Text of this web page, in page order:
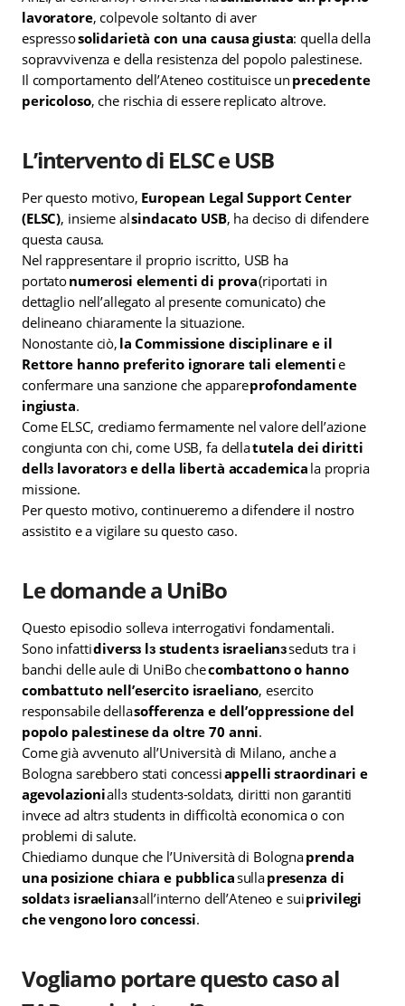
lavoratore, colpevole soltanto di aver
espressosolidarietà con una causa giusta: quella della
sopravvivenza e della resistenza del popolo palestinese.
Il comportamento dell’Ateneo costituisce un precedente
pericoloso, che rischia di essere replicato altrove.
L’intervento di ELSC e USB
Per questo motivo, European Legal Support Center
(ELSC), insieme alsindacato USB, ha deciso di difendere
questa causa.
Nel rappresentare il proprio iscritto, USB ha
portatonumerosi elementi di prova(riportati in
dettaglio nell’allegato al presente comunicato) che
delineano chiaramente la situazione.
Nonostante ciò, la Commissione disciplinare e il
Rettore hanno preferito ignorare tali elementie
confermare una sanzione che appareprofondamente
ingiusta.
Come ELSC, crediamo fermamente nel valore dell’azione
congiunta con chi, come USB, fa dellatutela dei diritti
dellɜ lavoratorɜ e della libertà accademica la propria
missione.
Per questo motivo, continueremo a difendere il nostro
assistito e a vigilare su questo caso.
Le domande a UniBo
Questo episodio solleva interrogativi fondamentali.
Sono infattidiversɜ lɜ studentɜ israelianɜsedutɜ tra i
banchi delle aule di UniBo checombattono o hanno
combattuto nell’esercito israeliano, esercito
responsabile dellasofferenza e dell’oppressione del
popolo palestinese da oltre 70 anni.
Come già avvenuto all’Università di Milano, anche a
Bologna sarebbero stati concessiappelli straordinari e
agevolazioniallɜ studentɜ-soldatɜ, diritti non garantiti
invece ad altrɜ studentɜ in difficoltà economica o con
problemi di salute.
Chiediamo dunque che l’Università di Bolognaprenda
una posizione chiara e pubblicasullapresenza di
soldatɜ israelianɜall’interno dell’Ateneo e suiprivilegi
che vengono loro concessi.
Vogliamo portare questo caso al